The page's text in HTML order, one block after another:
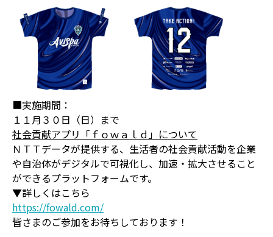
■実施期間：
１１月３０日（日）まで
社会貢献アプリ「ｆｏｗａｌｄ」について
ＮＴＴデータが提供する、生活者の社会貢献活動を企業
や自治体がデジタルで可視化し、加速・拡大させること
ができるプラットフォームです。
▼詳しくはこちら
https://fowald.com/
皆さまのご参加をお待ちしております！